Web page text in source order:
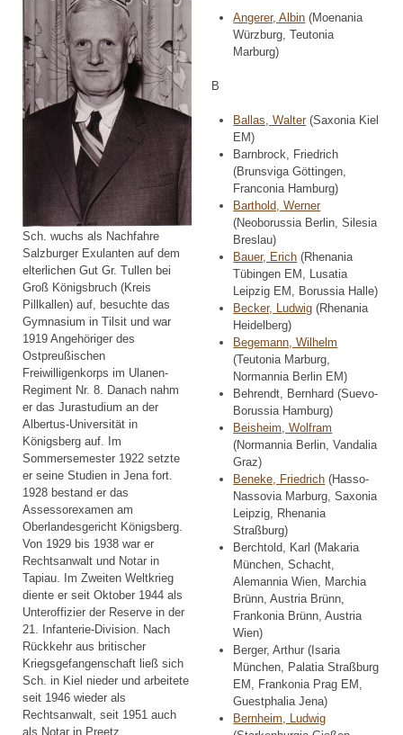
Sch. wuchs als Nachfahre
Salzburger Exulanten auf dem
elterlichen Gut Gr. Tullen bei
Groß Königsbruch (Kreis
Pillkallen) auf, besuchte das
Gymnasium in Tilsit und war
1919 Angehöriger des
Ostpreußischen
Freiwilligenkorps im Ulanen-
Regiment Nr. 8. Danach nahm
er das Jurastudium an der
Albertus-Universität in
Königsberg auf. Im
Sommersemester 1922 setzte
er seine Studien in Jena fort.
1928 bestand er das
Assessorexamen am
Oberlandesgericht Königsberg.
Von 1929 bis 1938 war er
Rechtsanwalt und Notar in
Tapiau. Im Zweiten Weltkrieg
diente er seit Oktober 1944 als
Unteroffizier der Reserve in der
21. Infanterie-Division. Nach
Rückkehr aus britischer
Kriegsgefangenschaft ließ sich
Sch. in Kiel nieder und arbeitete
seit 1946 wieder als
Rechtsanwalt, seit 1951 auch
als Notar in Preetz.
Angerer, Albin (Moenania
Würzburg, Teutonia
Marburg)
B
Ballas, Walter (Saxonia Kiel
EM)
Barnbrock, Friedrich
(Brunsviga Göttingen,
Franconia Hamburg)
Barthold, Werner
(Neoborussia Berlin, Silesia
Breslau)
Bauer, Erich (Rhenania
Tübingen EM, Lusatia
Leipzig EM, Borussia Halle)
Becker, Ludwig (Rhenania
Heidelberg)
Begemann, Wilhelm
(Teutonia Marburg,
Normannia Berlin EM)
Behrendt, Bernhard (Suevo-
Borussia Hamburg)
Beisheim, Wolfram
(Normannia Berlin, Vandalia
Graz)
Beneke, Friedrich (Hasso-
Nassovia Marburg, Saxonia
Leipzig, Rhenania
Straßburg)
Berchtold, Karl (Makaria
München, Schacht,
Alemannia Wien, Marchia
Brünn, Austria Brünn,
Frankonia Brünn, Austria
Wien)
Berger, Arthur (Isaria
München, Palatia Straßburg
EM, Frankonia Prag EM,
Guestphalia Jena)
Bernheim, Ludwig